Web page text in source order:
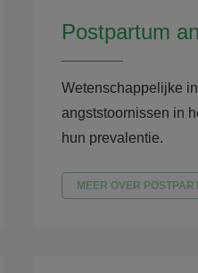
Postpartum
Wetenschappelijke
angststoornissen in
hun prevalentie.
MEER OVER